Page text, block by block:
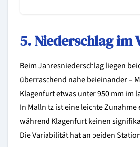
5. Niederschlag im
Beim Jahresniederschlag liegen
überraschend nahe beieinander –
Klagenfurt etwas unter 950 mm im
In Mallnitz ist eine leichte Zunahme
während Klagenfurt keinen
Die Variabilität hat an beiden